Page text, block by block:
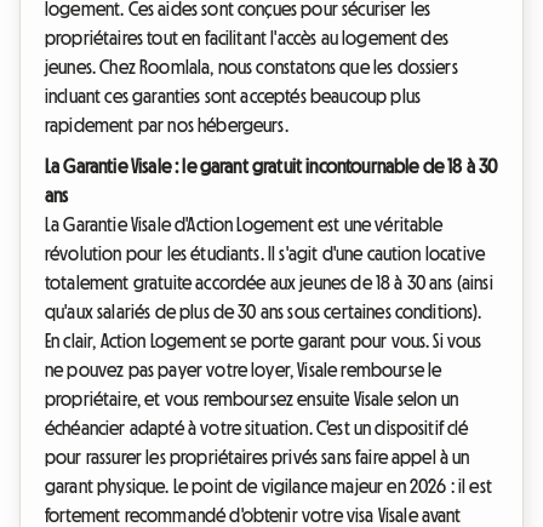
logement. Ces aides sont conçues pour sécuriser les
propriétaires tout en facilitant l'accès au logement des
jeunes. Chez Roomlala, nous constatons que les dossiers
incluant ces garanties sont acceptés beaucoup plus
rapidement par nos hébergeurs.
La Garantie Visale : le garant gratuit incontournable de 18 à 30
ans
La Garantie Visale d'Action Logement est une véritable
révolution pour les étudiants. Il s'agit d'une caution locative
totalement gratuite accordée aux jeunes de 18 à 30 ans (ainsi
qu'aux salariés de plus de 30 ans sous certaines conditions).
En clair, Action Logement se porte garant pour vous. Si vous
ne pouvez pas payer votre loyer, Visale rembourse le
propriétaire, et vous remboursez ensuite Visale selon un
échéancier adapté à votre situation. C'est un dispositif clé
pour rassurer les propriétaires privés sans faire appel à un
garant physique. Le point de vigilance majeur en 2026 : il est
fortement recommandé d'obtenir votre visa Visale avant